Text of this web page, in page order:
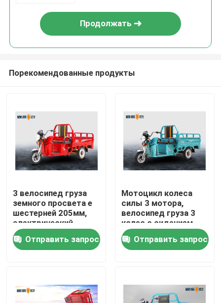
Дома
Контакты
Продолжать
Порекомендованные продукты
3 велосипед груза
земного просвета е
шестерней 205мм,
электрический
трицикл 48В 45АХ
грузаОтправить запрос
Мотоцикл колеса
силы 3 мотора,
велосипед груза 3
колес с сидением
пассажира
Отправить запрос